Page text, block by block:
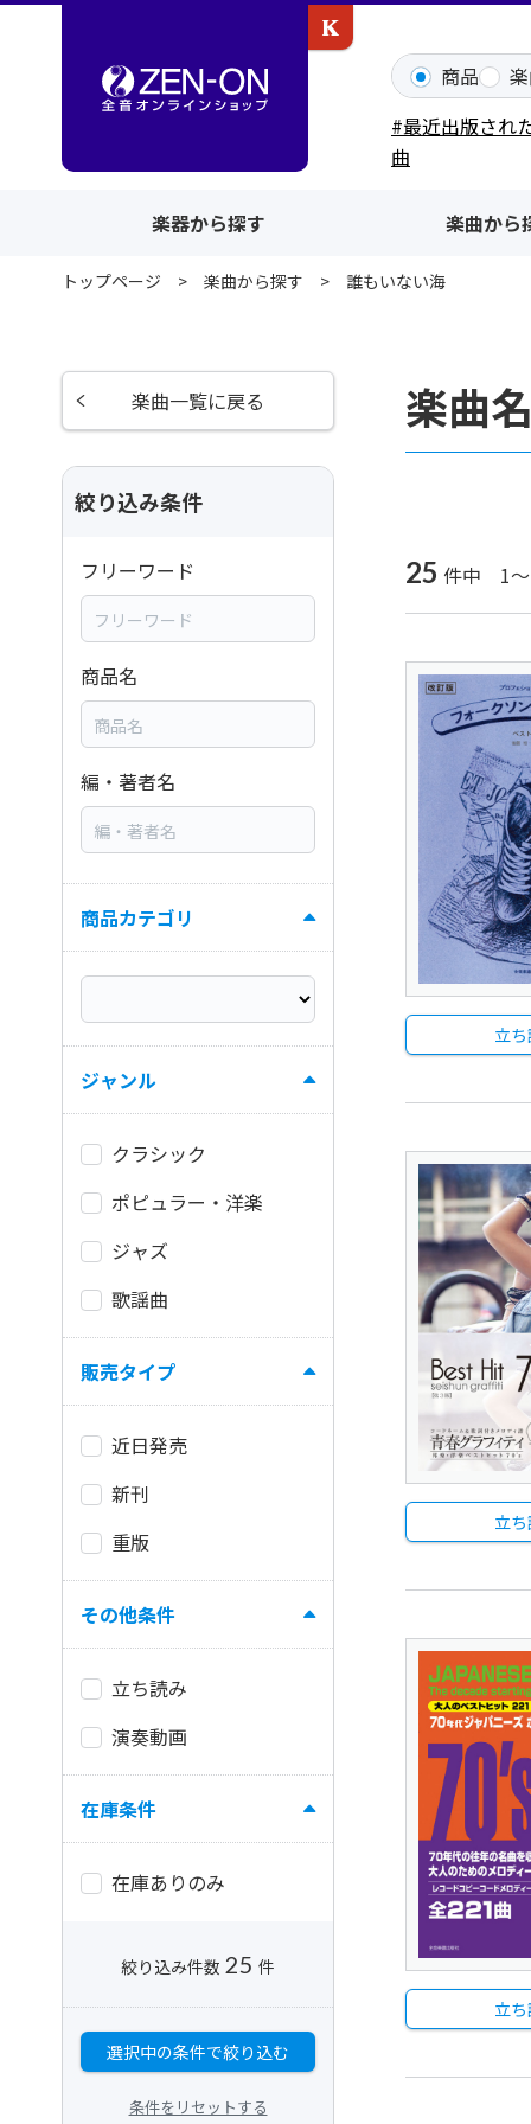
商品
#最近出版され
曲
楽器から探す 楽曲から
トップページ 楽曲から探す 誰もいない海
楽曲
25 件中 1～
立
立
立
楽曲一覧に戻る
絞り込み条件
フリーワード
商品名
編・著者名
商品カテゴリ
ジャンル
クラシック
ポピュラー・洋楽
ジャズ
歌謡曲
販売タイプ
近日発売
新刊
重版
その他条件
立ち読み
演奏動画
在庫条件
在庫ありのみ
絞り込み件数 25 件
選択中の条件で絞り込む
条件をリセットする